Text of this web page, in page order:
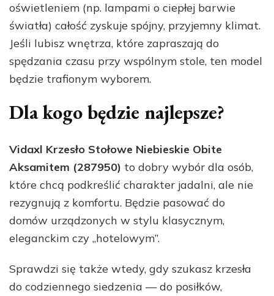
oświetleniem (np. lampami o ciepłej barwie
światła) całość zyskuje spójny, przyjemny klimat.
Jeśli lubisz wnętrza, które zapraszają do
spędzania czasu przy wspólnym stole, ten model
będzie trafionym wyborem.
Dla kogo będzie najlepsze?
Vidaxl Krzesło Stołowe Niebieskie Obite
Aksamitem (287950) to dobry wybór dla osób,
które chcą podkreślić charakter jadalni, ale nie
rezygnują z komfortu. Będzie pasować do
domów urządzonych w stylu klasycznym,
eleganckim czy „hotelowym”.
Sprawdzi się także wtedy, gdy szukasz krzesła
do codziennego siedzenia — do posiłków,